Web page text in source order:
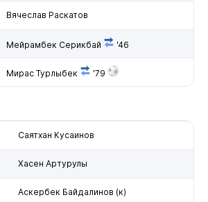
Вячеслав Раскатов
Мейрамбек Серикбай '46
Мирас Турлыбек '79
Саятхан Кусаинов
Хасен Артурулы
Аскербек Байдалинов (к)